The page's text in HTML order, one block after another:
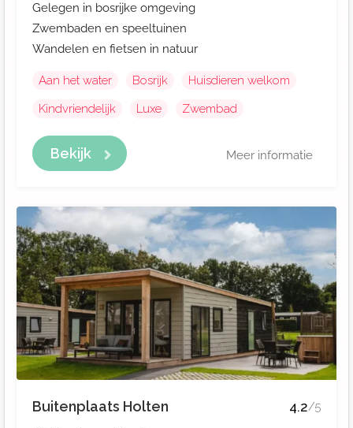
Gelegen in bosrijke omgeving
Zwembaden en speeltuinen
Wandelen en fietsen in natuur
Aan het water Bosrijk
Huisdieren welkom
Kindvriendelijk
Luxe Zwembad
Bekijk Meer informatie
Buitenplaats Holten 4.2/5